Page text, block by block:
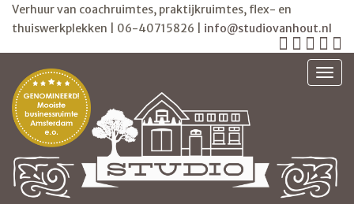
Verhuur van coachruimtes, praktijkruimtes, flex- en
thuiswerkplekken | 06-40715826 | info@studiovanhout.nl